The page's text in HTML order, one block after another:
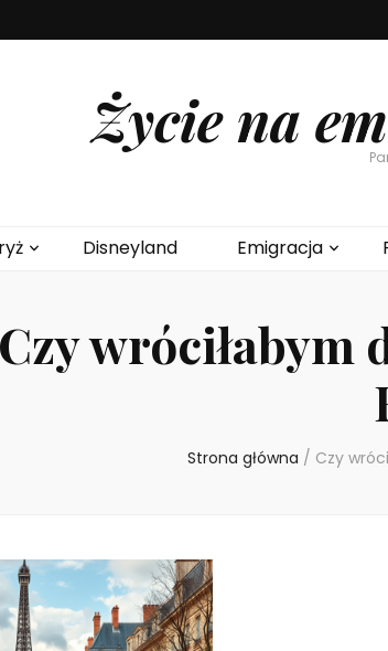
Życie na
Disneyland Emigracja
Czy wróciłabym
Strona główna / Czy